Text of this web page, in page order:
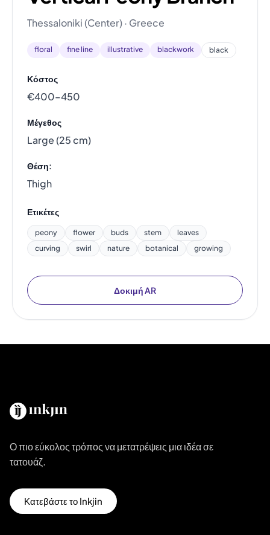
Thessaloniki (Center) · Greece
floral fine line illustrative blackwork black
Κόστος
€400–450
Μέγεθος
Large (25 cm)
Θέση:
Thigh
Ετικέτες
peony flower buds stem
leaves
curving
swirl nature botanical growing
Δοκιμή AR
Ο πιο εύκολος τρόπος να μετατρέψεις μια ιδέα σε
τατουάζ.
Κατεβάστε το Inkjin